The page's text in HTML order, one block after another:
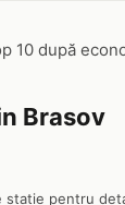
10 după
Brasov
statie pentru